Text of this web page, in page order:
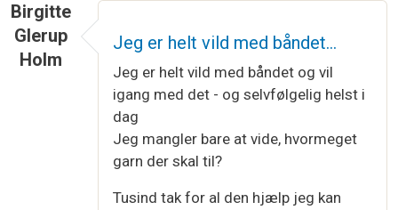
Birgitte
Glerup
Holm
Jeg er helt vild med båndet…
Jeg er helt vild med båndet og vil
igang med det - og selvfølgelig helst i
dag
Jeg mangler bare at vide, hvormeget
garn der skal til?
Tusind tak for al den hjælp jeg kan